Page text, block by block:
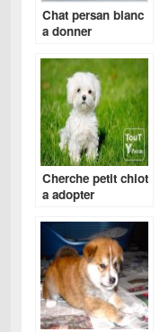
Chat persan blanc
a donner
Cherche petit chiot
a adopter